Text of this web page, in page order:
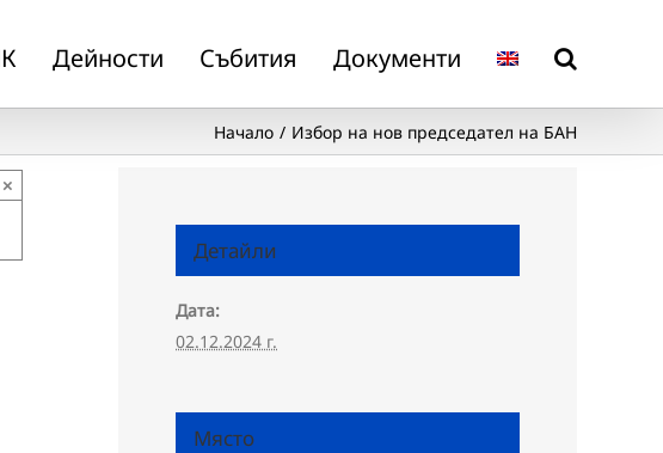
Дейности Събития Документи
Начало Избор на нов председател на БАН
×
Детайли
Дата:
02.12.2024 г.
Място